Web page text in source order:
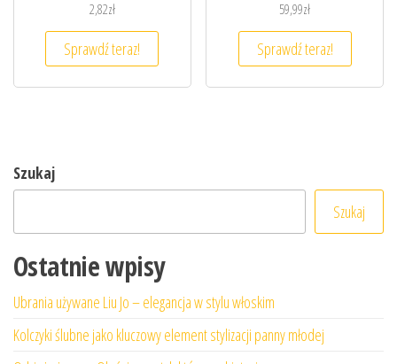
2,82zł
Sprawdź teraz!
59,99zł
Sprawdź teraz!
Szukaj
Szukaj
Ostatnie wpisy
Ubrania używane Liu Jo – elegancja w stylu włoskim
Kolczyki ślubne jako kluczowy element stylizacji panny młodej